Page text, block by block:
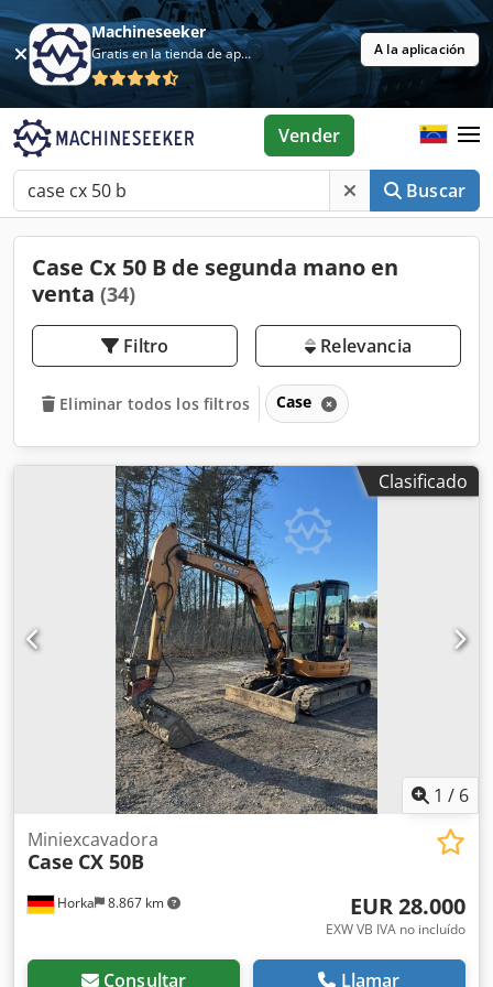
Machineseeker
Gratis en la tienda de aplicaciones A la aplicación
Buscar
Vender
Case Cx 50 B de segunda mano en
venta (34)
Filtro Relevancia
Eliminar todos los filtros Case
Clasificado
1 / 6
Horka 8.867 km
Miniexcavadora
Case CX 50B
EUR 28.000
EXW VB IVA no incluído
Consultar Llamar